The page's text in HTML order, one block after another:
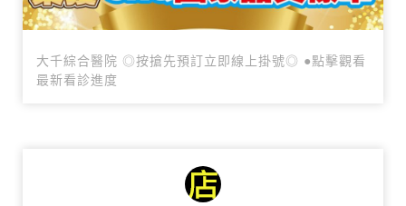
大千綜合醫院 ◎按搶先預訂立即線上掛號◎ ●點擊觀看
最新看診進度